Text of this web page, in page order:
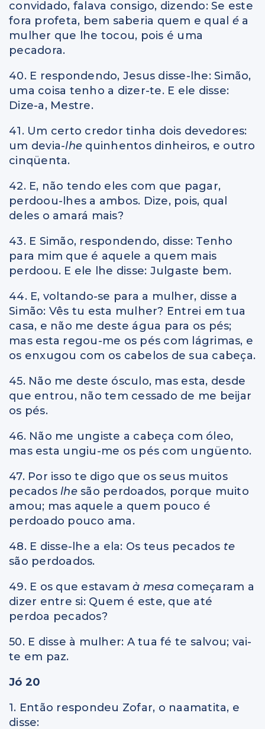
convidado, falava consigo, dizendo: Se este
fora profeta, bem saberia quem e qual é a
mulher que lhe tocou, pois é uma
pecadora.
40. E respondendo, Jesus disse-lhe: Simão,
uma coisa tenho a dizer-te. E ele disse:
Dize-a, Mestre.
41. Um certo credor tinha dois devedores:
um devia-lhe quinhentos dinheiros, e outro
cinqüenta.
42. E, não tendo eles com que pagar,
perdoou-lhes a ambos. Dize, pois, qual
deles o amará mais?
43. E Simão, respondendo, disse: Tenho
para mim que é aquele a quem mais
perdoou. E ele lhe disse: Julgaste bem.
44. E, voltando-se para a mulher, disse a
Simão: Vês tu esta mulher? Entrei em tua
casa, e não me deste água para os pés;
mas esta regou-me os pés com lágrimas, e
os enxugou com os cabelos de sua cabeça.
45. Não me deste ósculo, mas esta, desde
que entrou, não tem cessado de me beijar
os pés.
46. Não me ungiste a cabeça com óleo,
mas esta ungiu-me os pés com ungüento.
47. Por isso te digo que os seus muitos
pecados lhe são perdoados, porque muito
amou; mas aquele a quem pouco é
perdoado pouco ama.
48. E disse-lhe a ela: Os teus pecados te
são perdoados.
49. E os que estavamà mesa começaram a
dizer entre si: Quem é este, que até
perdoa pecados?
50. E disse à mulher: A tua fé te salvou; vai-
te em paz.
Jó 20
1. Então respondeu Zofar, o naamatita, e
disse: